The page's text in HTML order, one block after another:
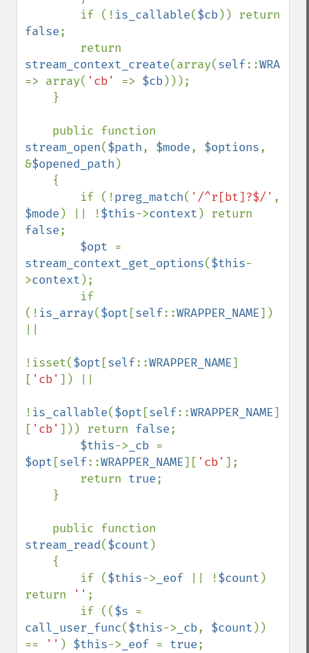
        if (!
is_callable($cb
false;
stream_context_create(array(self::
=> array( 'cb' => $cb)));
stream_open($path, $mode, $options,
&$opened_path )
        if (!
preg_match( '/^r[bt]?$/'
$mode ) || !$this->context
false;
$opt
stream_context_get_options($this-
>context );
(! is_array($opt [self::WRAPPER_NAME])
!isset($opt [self::WRAPPER_NAME]
[ 'cb' ]) ||
! is_callable($opt [self::WRAPPER_NAME]
[ 'cb' ])) return false;
$this-> _cb
$opt [self::WRAPPER_NAME][ 'cb' ];
        return
true;
stream_read($count )
        if (
$this-> _eof || !$count )
return
'' ;
        if ((
$s
call_user_func($this-> _cb, $count ))
==
'' ) $this-> _eof = true;